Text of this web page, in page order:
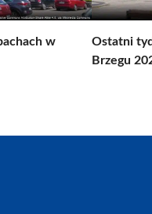
w
Ostatni
Brzegu